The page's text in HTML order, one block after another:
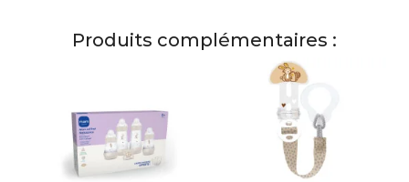
Produits complémentaires :